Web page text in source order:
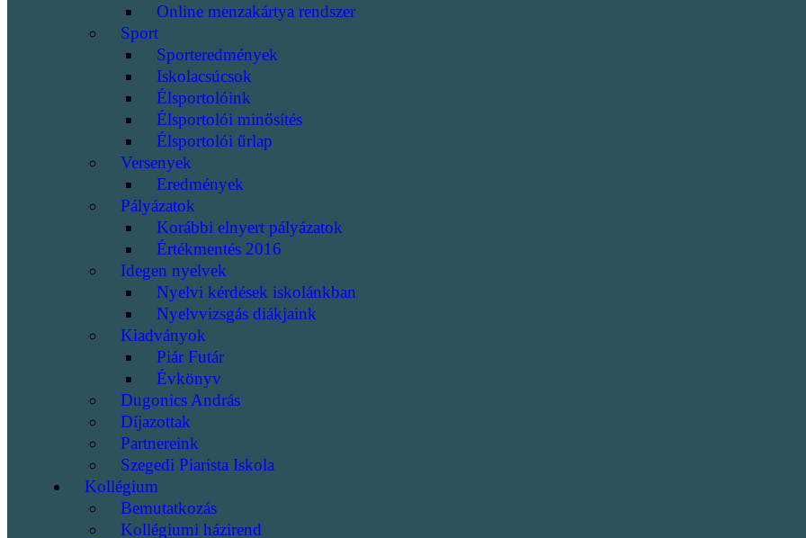
Online menzakártya rendszer
Sport
Sporteredmények
Iskolacsúcsok
Élsportolóink
Élsportolói minősítés
Élsportolói űrlap
Versenyek
Eredmények
Pályázatok
Korábbi elnyert pályázatok
Értékmentés 2016
Idegen nyelvek
Nyelvi kérdések iskolánkban
Nyelvvizsgás diákjaink
Kiadványok
Piár Futár
Évkönyv
Dugonics András
Díjazottak
Partnereink
Szegedi Piarista Iskola
Kollégium
Bemutatkozás
Kollégiumi házirend